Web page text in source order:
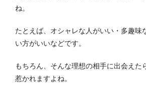
ね。
たとえば、オシャレな人がいい・多趣味
い方がいいなどです。
もちろん、そんな理想の相手に出会えた
惹かれますよね。